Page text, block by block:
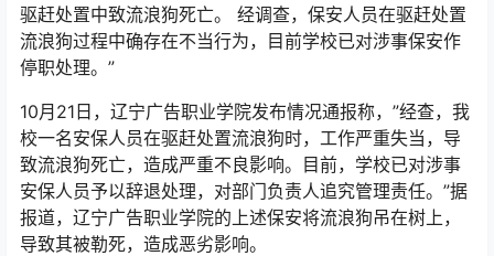
驱赶处置中致流浪狗死亡。 经调查，保安人员在驱赶处置
流浪狗过程中确存在不当行为，目前学校已对涉事保安作
停职处理。”
10月21日，辽宁广告职业学院发布情况通报称，”经查，我
校一名安保人员在驱赶处置流浪狗时，工作严重失当，导
致流浪狗死亡，造成严重不良影响。目前，学校已对涉事
安保人员予以辞退处理，对部门负责人追究管理责任。”据
报道，辽宁广告职业学院的上述保安将流浪狗吊在树上，
导致其被勒死，造成恶劣影响。